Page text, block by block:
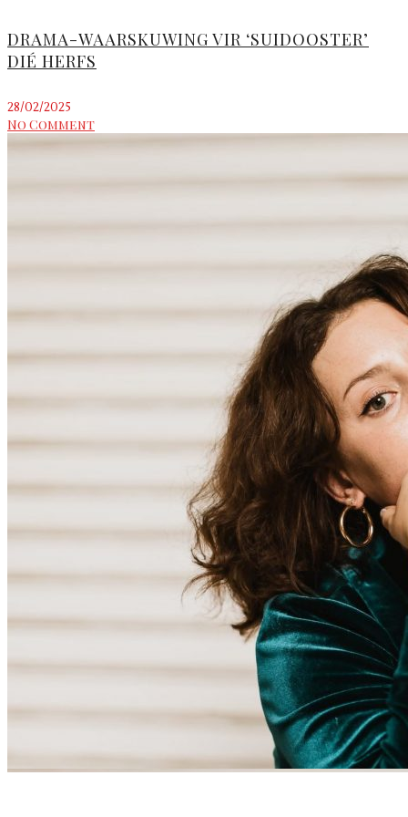
DRAMA-WAARSKUWING VIR ‘SUIDOOSTER’
DIÉ HERFS
28/02/2025
No Comment